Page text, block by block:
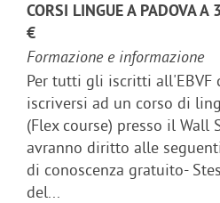
CORSI LINGUE A PADOVA
€
Formazione e informazione
Per tutti gli iscritti all'EBVF
iscriversi ad un corso di
(Flex course) presso il Wall
avranno diritto alle
di conoscenza gratuito-
del...